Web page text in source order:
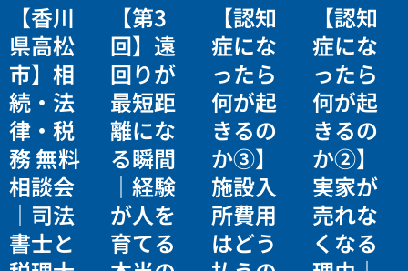
【香川
県高松
市】相
続・法
律・税
務 無料
相談会
｜司法
書士と
【第3
回】遠
回りが
最短距
離にな
る瞬間
｜経験
が人を
育てる
【認知
症にな
ったら
何が起
きるの
か③】
施設入
所費用
はどう
【認知
症にな
ったら
何が起
きるの
か②】
実家が
売れな
くなる